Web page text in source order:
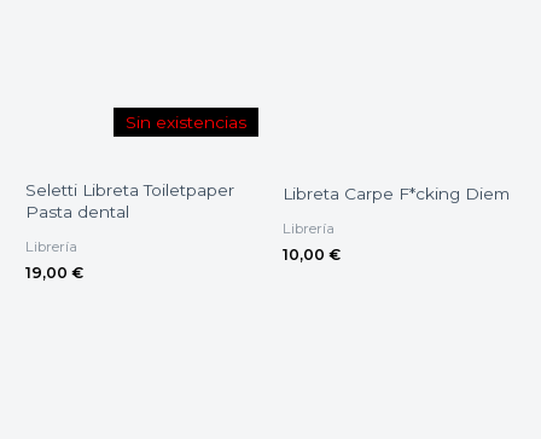
Sin existencias
Seletti Libreta Toiletpaper
Pasta dental
Librería
19,00 €
Libreta Carpe F*cking Diem
Librería
10,00 €